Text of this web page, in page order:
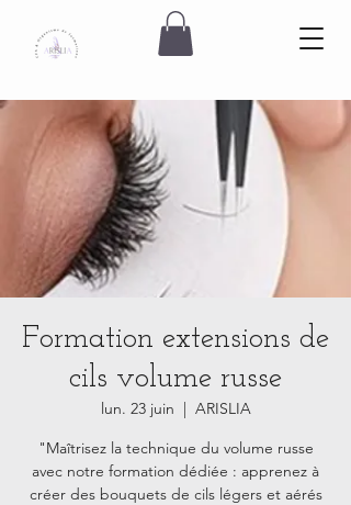
Formation extensions de
cils volume russe
lun. 23 juin
  |
ARISLIA
"Maîtrisez la technique du volume russe
avec notre formation dédiée : apprenez à
créer des bouquets de cils légers et aérés